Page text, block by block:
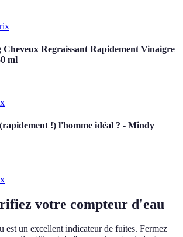
Regraissant Rapidement Vinaigre
ml
!) l'homme idéal ? - Mindy
votre compteur d'eau
est un excellent indicateur de fuites. Fermez